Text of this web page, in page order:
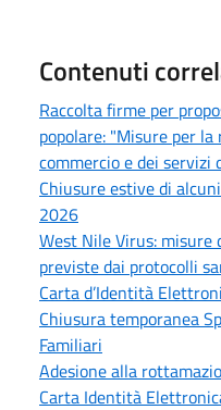
Contenuti
Raccolta firme per
popolare: "Misure per
commercio e dei servizi
Chiusure estive di
2026
West Nile Virus: misure
previste dai protocolli
Carta d’Identità
Chiusura temporanea
Familiari
Adesione alla
Carta Identità